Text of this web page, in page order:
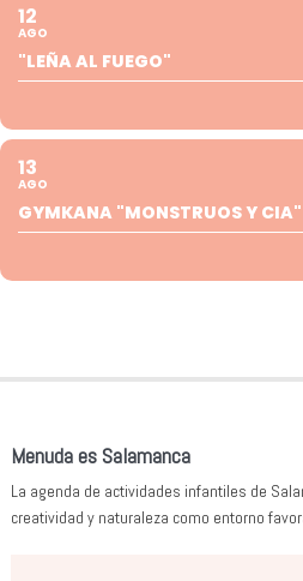
12
AGO
"LEÑA AL FUEGO"
13
AGO
GYMKANA "MONSTRUOS Y CIA"
Menuda es Salamanca
La agenda de actividades infantiles de
creatividad y naturaleza como entorno